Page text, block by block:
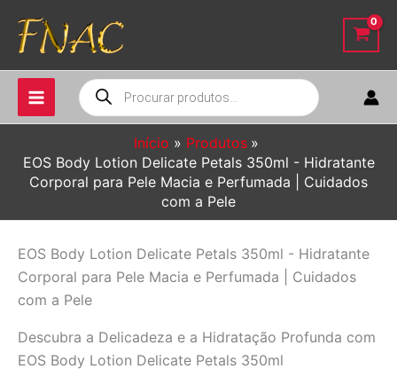
para
conteúdo
Pesquisar
produtos
Início
Produtos
EOS Body Lotion Delicate Petals 350ml - Hidratante
Corporal para Pele Macia e Perfumada | Cuidados
com a Pele
EOS Body Lotion Delicate Petals 350ml - Hidratante
Corporal para Pele Macia e Perfumada | Cuidados
com a Pele
Descubra a Delicadeza e a Hidratação Profunda com
EOS Body Lotion Delicate Petals 350ml